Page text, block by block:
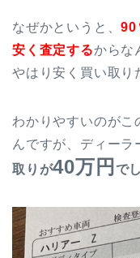
なぜかというと、90
安く査定するからな
やはり安く買い取り
わかりやすいのがこ
んですが、ディー
取りが40万円 で